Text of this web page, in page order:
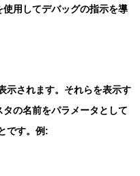
用してデバッグの指示を導
示されます。それらを表示す
の名前をパラメータとして
です。例: